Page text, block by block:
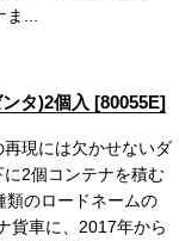
...
タ)2個入 [80055E]
現には欠かせないダ
2個コンテナを積む
類のロードネームの
車に、2017年から